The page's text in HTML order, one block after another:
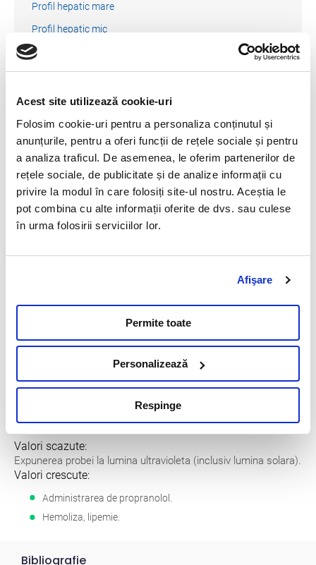
Acest site utilizează cookie-uri
Folosim cookie-uri pentru a personaliza conținutul și
anunțurile, pentru a oferi funcții de rețele sociale și pentru
a analiza traficul. De asemenea, le oferim partenerilor de
rețele sociale, de publicitate și de analize informații cu
privire la modul în care folosiți site-ul nostru. Aceștia le
pot combina cu alte informații oferite de dvs. sau culese
în urma folosirii serviciilor lor.
Afişare
Permite toate
Personalizează
Respinge
Profil hepatic mare
Profil hepatic mic
Profil pancreatita
Profil anual basic monitorizarea a starii de sanatate caine
Profil anual basic monitorizare a starii sanatate pisica
Profil anual complet monitorizare stare de sanatate pisica
Profil anual complet monitorizare a starii de sanatate
caine
Principalele indicatii ale testarii
Boli hepato-biliare.
Prelucrarea necesara dupa recoltare
Se recomanda centrifugarea imediat dupa exprimarea
Nu expuneti serul la lumina solara directa (determina
scaderea concentratiei de bilirubina).
Interferente
Valori scazute:
Expunerea probei la lumina ultravioleta (inclusiv lumina solara).
Valori crescute:
Administrarea de propranolol.
Hemoliza, lipemie.
Bibliografie